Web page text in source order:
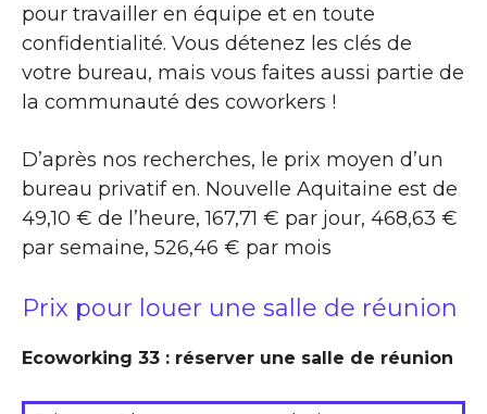
pour travailler en équipe et en toute
confidentialité. Vous détenez les clés de
votre bureau, mais vous faites aussi partie de
la communauté des coworkers !
D’après nos recherches, le prix moyen d’un
bureau privatif en. Nouvelle Aquitaine est de
49,10 € de l’heure, 167,71 € par jour, 468,63 €
par semaine, 526,46 € par mois
Prix pour louer une salle de réunion
Ecoworking 33 : réserver une salle de réunion